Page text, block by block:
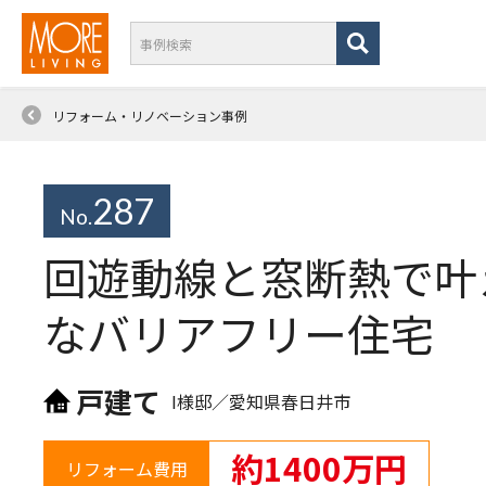
リフォーム・リノベーション事例
No.287
回遊動線と窓断熱で
なバリアフリー住宅
戸建て I様邸／愛知県春日井市
リフォーム費用 約1400万円